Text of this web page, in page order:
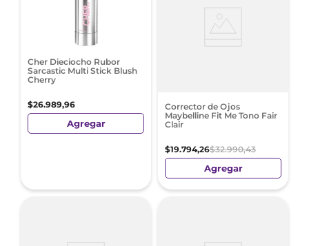
Cher Dieciocho Rubor
Sarcastic Multi Stick Blush
Cherry
$26.989,96
Agregar
Corrector de Ojos
Maybelline Fit Me Tono Fair
Clair
$19.794,26$32.990,43
Agregar